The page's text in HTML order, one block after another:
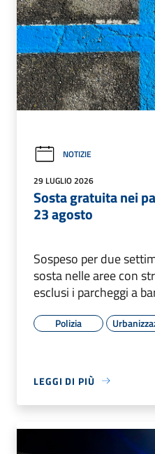
NOTIZIE
29 LUGLIO 2026
Sosta gratuita nei
23 agosto
Sospeso per due
sosta nelle aree con
esclusi i parcheggi a
Polizia
LEGGI DI PIÙ